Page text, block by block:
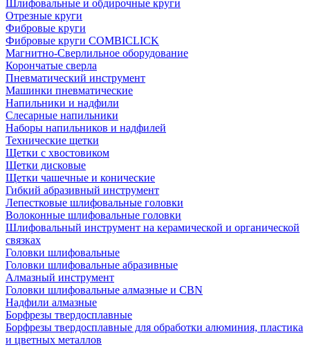
Шлифовальные и обдирочные круги
Отрезные круги
Фибровые круги
Фибровые круги COMBICLICK
Магнитно-Сверлильное оборудование
Корончатые сверла
Пневматический инструмент
Машинки пневматические
Напильники и надфили
Слесарные напильники
Наборы напильников и надфилей
Технические щетки
Щетки с хвостовиком
Щетки дисковые
Щетки чашечные и конические
Гибкий абразивный инструмент
Лепестковые шлифовальные головки
Волоконные шлифовальные головки
Шлифовальный инструмент на керамической и органической
связках
Головки шлифовальные
Головки шлифовальные абразивные
Алмазный инструмент
Головки шлифовальные алмазные и CBN
Надфили алмазные
Борфрезы твердосплавные
Борфрезы твердосплавные для обработки алюминия, пластика
и цветных металлов